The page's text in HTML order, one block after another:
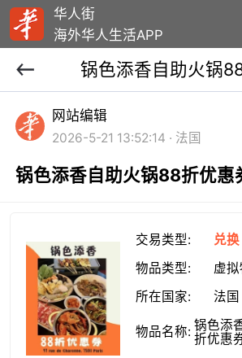
华人街
海外华人生活APP
网站编辑
2026-5-21 13:52:14 · 法国
锅色添香自助火锅88折优惠
交易类型:
兑换
物品类型:
虚
所在国家:
法国
物品名称: 锅色添
折优惠